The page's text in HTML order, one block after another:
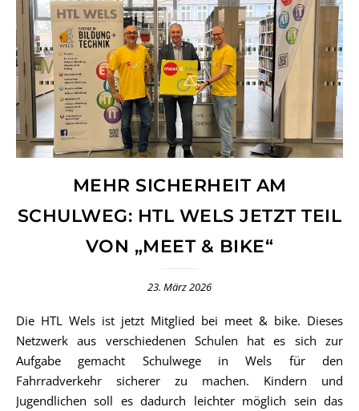
MEHR SICHERHEIT AM
SCHULWEG: HTL WELS JETZT TEIL
VON „MEET & BIKE“
23. März 2026
Die HTL Wels ist jetzt Mitglied bei meet & bike. Dieses
Netzwerk aus verschiedenen Schulen hat es sich zur
Aufgabe gemacht Schulwege in Wels für den
Fahrradverkehr sicherer zu machen. Kindern und
Jugendlichen soll es dadurch leichter möglich sein das